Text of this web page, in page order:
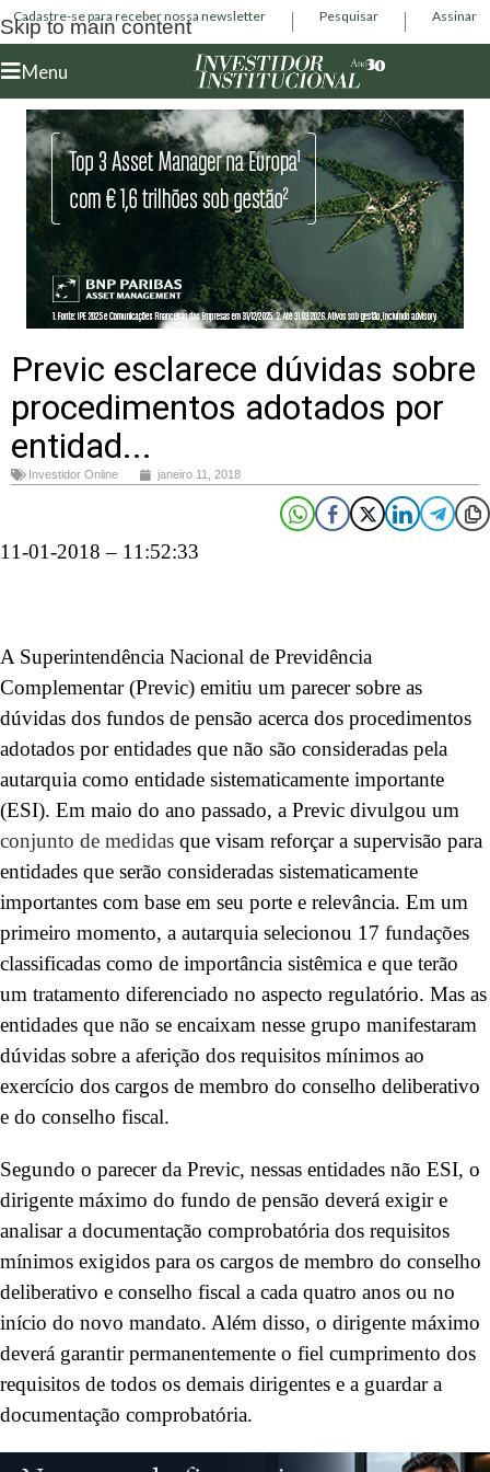
Skip to main content
Cadastre-se para receber nossa newsletter Pesquisar Assinar
Menu
Previc esclarece dúvidas sobre
procedimentos adotados por
entidad...
Investidor Online janeiro 11, 2018
11-01-2018 – 11:52:33
A Superintendência Nacional de Previdência
Complementar (Previc) emitiu um parecer sobre as
dúvidas dos fundos de pensão acerca dos procedimentos
adotados por entidades que não são consideradas pela
autarquia como entidade sistematicamente importante
(ESI). Em maio do ano passado, a Previc divulgou um
conjunto de medidas que visam reforçar a supervisão para
entidades que serão consideradas sistematicamente
importantes com base em seu porte e relevância. Em um
primeiro momento, a autarquia selecionou 17 fundações
classificadas como de importância sistêmica e que terão
um tratamento diferenciado no aspecto regulatório. Mas as
entidades que não se encaixam nesse grupo manifestaram
dúvidas sobre a aferição dos requisitos mínimos ao
exercício dos cargos de membro do conselho deliberativo
e do conselho fiscal.
Segundo o parecer da Previc, nessas entidades não ESI, o
dirigente máximo do fundo de pensão deverá exigir e
analisar a documentação comprobatória dos requisitos
mínimos exigidos para os cargos de membro do conselho
deliberativo e conselho fiscal a cada quatro anos ou no
início do novo mandato. Além disso, o dirigente máximo
deverá garantir permanentemente o fiel cumprimento dos
requisitos de todos os demais dirigentes e a guardar a
documentação comprobatória.